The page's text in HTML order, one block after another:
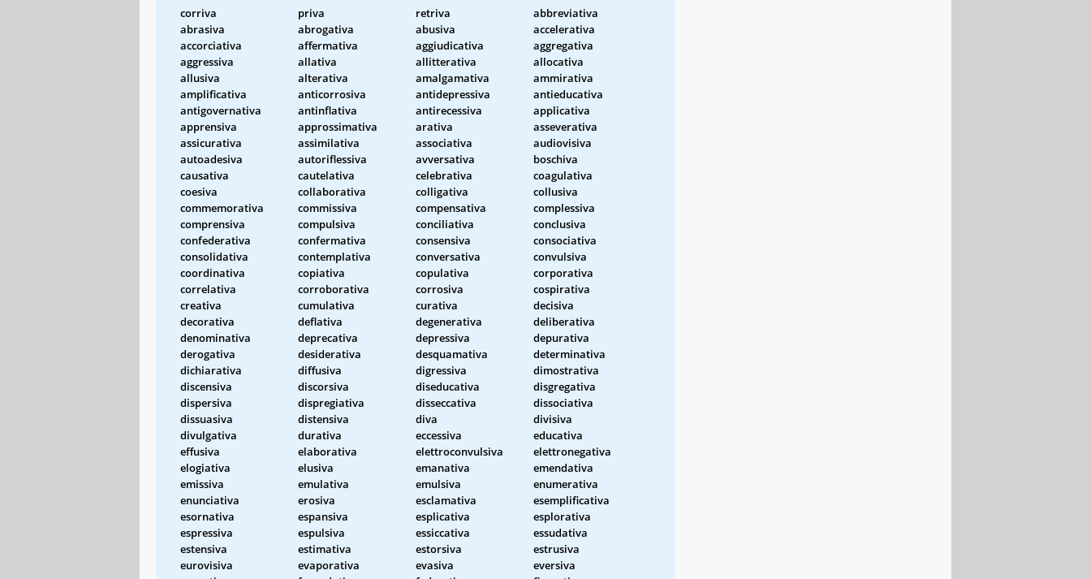
corriva priva retriva
abbreviativa
abrasiva
abrogativa abusiva
accelerativa
accorciativa
affermativa aggiudicativa
aggregativa
aggressiva
allativa allitterativa
allocativa
allusiva
alterativa amalgamativa
ammirativa
amplificativa
anticorrosiva antidepressiva
antieducativa
antigovernativa
antinflativa antirecessiva
applicativa
apprensiva
approssimativa arativa
asseverativa
assicurativa
assimilativa associativa
audiovisiva
autoadesiva
autoriflessiva avversativa
boschiva
causativa
cautelativa celebrativa
coagulativa
coesiva
collaborativa colligativa
collusiva
commemorativa
commissiva compensativa
complessiva
comprensiva
compulsiva conciliativa
conclusiva
confederativa
confermativa consensiva
consociativa
consolidativa
contemplativa conversativa
convulsiva
coordinativa
copiativa copulativa
corporativa
correlativa
corroborativa corrosiva
cospirativa
creativa
cumulativa curativa
decisiva
decorativa
deflativa degenerativa
deliberativa
denominativa
deprecativa depressiva
depurativa
derogativa
desiderativa desquamativa
determinativa
dichiarativa
diffusiva digressiva
dimostrativa
discensiva
discorsiva diseducativa
disgregativa
dispersiva
dispregiativa disseccativa
dissociativa
dissuasiva
distensiva diva
divisiva
divulgativa
durativa eccessiva
educativa
effusiva
elaborativa elettroconvulsiva
elettronegativa
elogiativa
elusiva emanativa
emendativa
emissiva
emulativa emulsiva
enumerativa
enunciativa
erosiva esclamativa
esemplificativa
esornativa
espansiva esplicativa
esplorativa
espressiva
espulsiva essiccativa
essudativa
estensiva
estimativa estorsiva
estrusiva
eurovisiva
evaporativa evasiva
eversiva